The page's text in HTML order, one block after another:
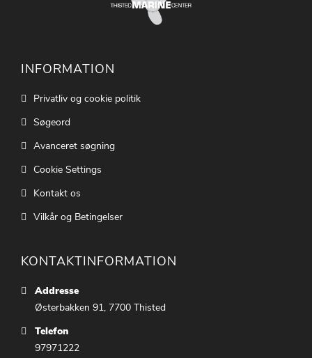
INFORMATION
Privatliv og cookie politik
Søgeord
Avanceret søgning
Cookie Settings
Kontakt os
Vilkår og Betingelser
KONTAKTINFORMATION
Addresse
Østerbakken 91, 7700 Thisted
Telefon
97971222